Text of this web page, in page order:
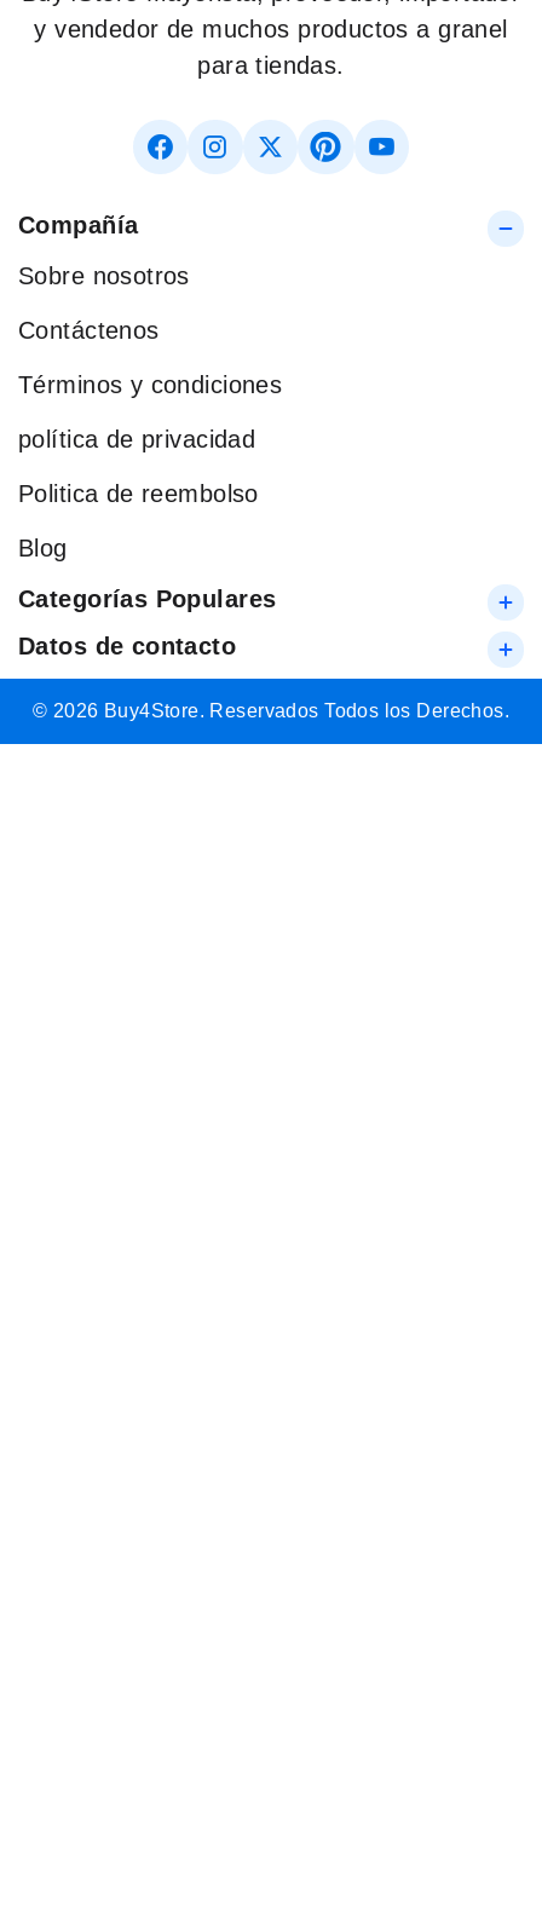
y vendedor de muchos productos a granel
para tiendas.
Compañía
Sobre nosotros
Contáctenos
Términos y condiciones
política de privacidad
Politica de reembolso
Blog
Categorías Populares
Datos de contacto
© 2026 Buy4Store. Reservados Todos los Derechos.